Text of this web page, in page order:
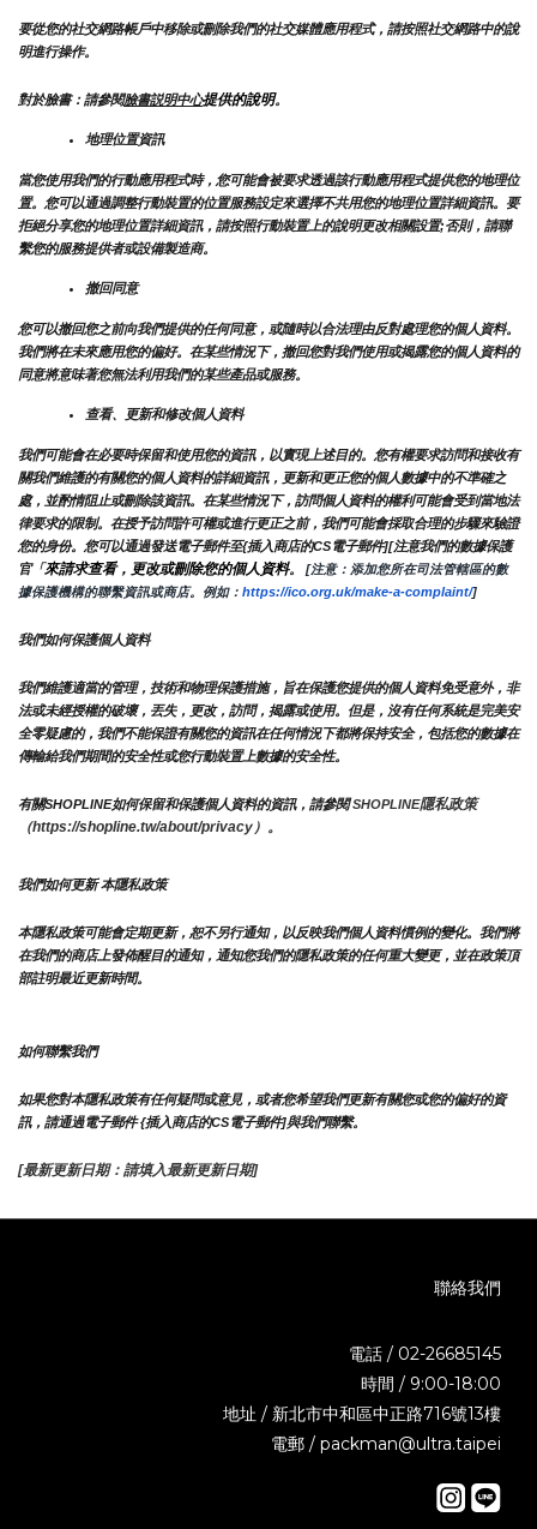
要從您的社交網路帳戶中移除或刪除我們的社交媒體應用程式，請按照社交網路中的說
明進行操作。
對於臉書：請參閱臉書説明中心提供的說明。
地理位置資訊
當您使用我們的行動應用程式時，您可能會被要求透過該行動應用程式提供您的地理位
置。您可以通過調整行動裝置的位置服務設定來選擇不共用您的地理位置詳細資訊。要
拒絕分享您的地理位置詳細資訊，請按照行動裝置上的說明更改相關設置;否則，請聯
繫您的服務提供者或設備製造商。
撤回同意
您可以撤回您之前向我們提供的任何同意，或隨時以合法理由反對處理您的個人資料。
我們將在未來應用您的偏好。在某些情況下，撤回您對我們使用或揭露您的個人資料的
同意將意味著您無法利用我們的某些產品或服務。
查看、更新和修改個人資料
我們可能會在必要時保留和使用您的資訊，以實現上述目的。您有權要求訪問和接收有
關我們維護的有關您的個人資料的詳細資訊，更新和更正您的個人數據中的不準確之
處，並酌情阻止或刪除該資訊。在某些情況下，訪問個人資料的權利可能會受到當地法
律要求的限制。在授予訪問許可權或進行更正之前，我們可能會採取合理的步驟來驗證
您的身份。您可以通過發送電子郵件至{插入商店的CS電子郵件][注意我們的數據保護
官「來請求查看，更改或刪除您的個人資料。
[注意：添加您所在司法管轄區的數
據保護機構的聯繫資訊或商店。例如： https://ico.org.uk/make-a-complaint/]
我們如何保護個人資料
我們維護適當的管理，技術和物理保護措施，旨在保護您提供的個人資料免受意外，非
法或未經授權的破壞，丟失，更改，訪問，揭露或使用。但是，沒有任何系統是完美安
全零疑慮的，我們不能保證有關您的資訊在任何情況下都將保持安全，包括您的數據在
傳輸給我們期間的安全性或您行動裝置上數據的安全性。
有關SHOPLINE如何保留和保護個人資料的資訊，請參閱 SHOPLINE隱私政策
（https://shopline.tw/about/privacy）。
我們如何更新 本隱私政策
本隱私政策可能會定期更新，恕不另行通知，以反映我們個人資料慣例的變化。我們將
在我們的商店上發佈醒目的通知，通知您我們的隱私政策的任何重大變更，並在政策頂
部註明最近更新時間。
如何聯繫我們
如果您對本隱私政策有任何疑問或意見，或者您希望我們更新有關您或您的偏好的資
訊，請通過電子郵件 {插入商店的CS電子郵件]與我們聯繫。
[最新更新日期：請填入最新更新日期]
聯絡我們
電話 / 02-26685145
時間 / 9:00-18:00
地址 / 新北市中和區中正路716號13樓
電郵 / packman@ultra.taipei